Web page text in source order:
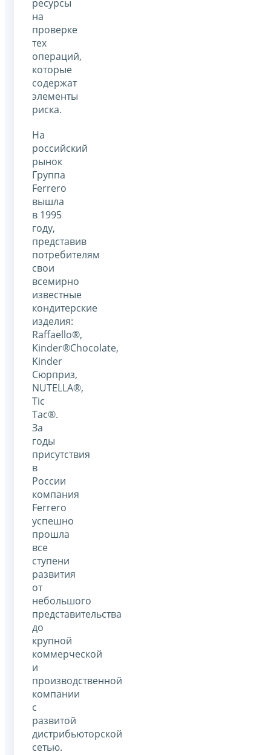
ресурсы
на
проверке
тех
операций,
которые
содержат
элементы
риска.
На
российский
рынок
Группа
Ferrero
вышла
в 1995
году,
представив
потребителям
свои
всемирно
известные
кондитерские
изделия:
Raffaello®,
Kinder®Chocolate,
Kinder
Сюрприз,
NUTELLA®,
Tic
Tac®.
За
годы
присутствия
в
России
компания
Ferrero
успешно
прошла
все
ступени
развития
от
небольшого
представительства
до
крупной
коммерческой
и
производственной
компании
с
развитой
дистрибьюторской
сетью.